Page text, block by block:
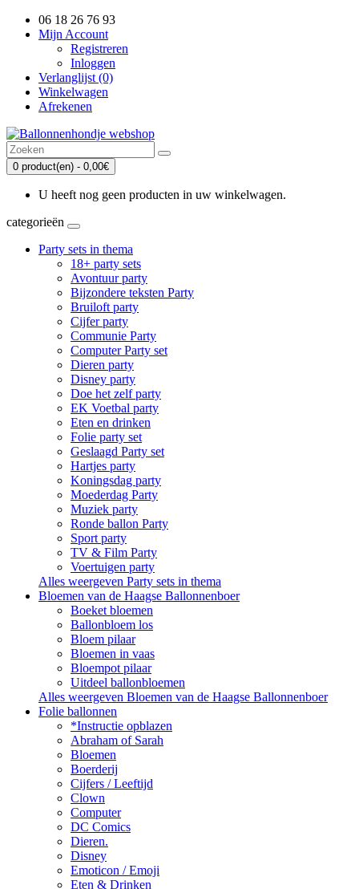
06 18 26 76 93
Mijn Account
Registreren
Inloggen
Verlanglijst (0)
Winkelwagen
Afrekenen
0 product(en) - 0,00€
U heeft nog geen producten in uw winkelwagen.
categorieën
Party sets in thema
18+ party sets
Avontuur party
Bijzondere teksten Party
Bruiloft party
Cijfer party
Communie Party
Computer Party set
Dieren party
Disney party
Doe het zelf party
EK Voetbal party
Eten en drinken
Folie party set
Geslaagd Party set
Hartjes party
Koningsdag party
Moederdag Party
Muziek party
Ronde ballon Party
Sport party
TV & Film Party
Voertuigen party
Alles weergeven Party sets in thema
Bloemen van de Haagse Ballonnenboer
Boeket bloemen
Ballonbloem los
Bloem pilaar
Bloemen in vaas
Bloempot pilaar
Uitdeel ballonbloemen
Alles weergeven Bloemen van de Haagse Ballonnenboer
Folie ballonnen
*Instructie opblazen
Abraham of Sarah
Bloemen
Boerderij
Cijfers / Leeftijd
Clown
Computer
DC Comics
Dieren.
Disney
Emoticon / Emoji
Eten & Drinken